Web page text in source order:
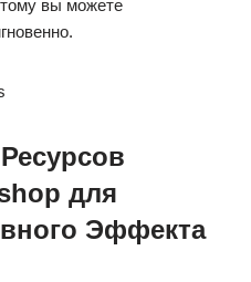
вы можете
для
Эффекта